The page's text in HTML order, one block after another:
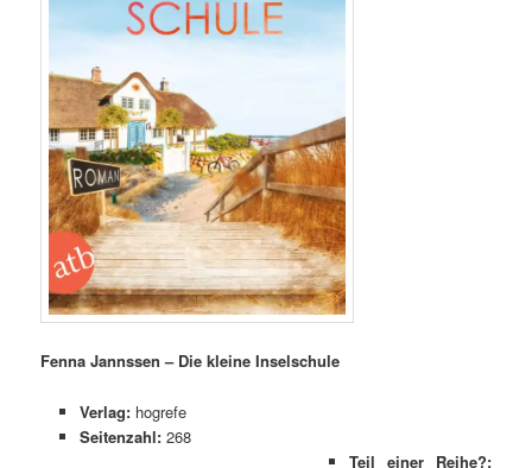
Fenna Jannssen – Die kleine Inselschule
Verlag:hogrefe
Seitenzahl: 268
Teil einer Reihe?: